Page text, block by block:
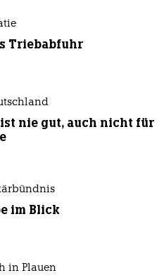
Triebabfuhr
nie gut, auch nicht für
im Blick
in Plauen